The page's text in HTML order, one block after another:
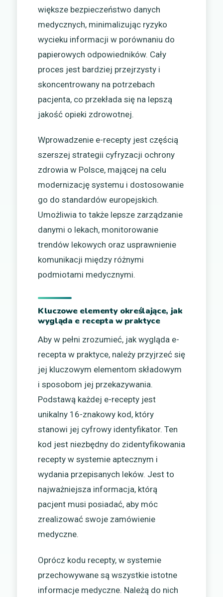
większe bezpieczeństwo danych
medycznych, minimalizując ryzyko
wycieku informacji w porównaniu do
papierowych odpowiedników. Cały
proces jest bardziej przejrzysty i
skoncentrowany na potrzebach
pacjenta, co przekłada się na lepszą
jakość opieki zdrowotnej.
Wprowadzenie e-recepty jest częścią
szerszej strategii cyfryzacji ochrony
zdrowia w Polsce, mającej na celu
modernizację systemu i dostosowanie
go do standardów europejskich.
Umożliwia to także lepsze zarządzanie
danymi o lekach, monitorowanie
trendów lekowych oraz usprawnienie
komunikacji między różnymi
podmiotami medycznymi.
Kluczowe elementy określające, jak
wygląda e recepta w praktyce
Aby w pełni zrozumieć, jak wygląda e-
recepta w praktyce, należy przyjrzeć się
jej kluczowym elementom składowym
i sposobom jej przekazywania.
Podstawą każdej e-recepty jest
unikalny 16-znakowy kod, który
stanowi jej cyfrowy identyfikator. Ten
kod jest niezbędny do zidentyfikowania
recepty w systemie aptecznym i
wydania przepisanych leków. Jest to
najważniejsza informacja, którą
pacjent musi posiadać, aby móc
zrealizować swoje zamówienie
medyczne.
Oprócz kodu recepty, w systemie
przechowywane są wszystkie istotne
informacje medyczne. Należą do nich